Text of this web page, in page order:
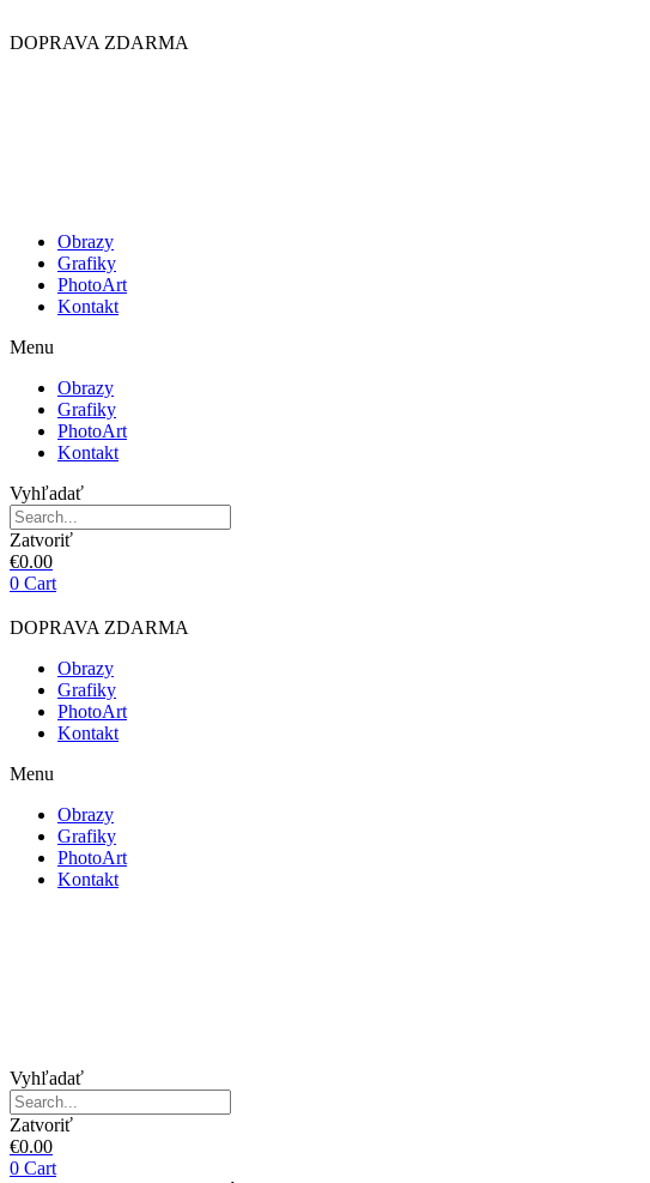
na
DOPRAVA ZDARMA
Obrazy
Grafiky
PhotoArt
Kontakt
Menu
Obrazy
Grafiky
PhotoArt
Kontakt
Vyhľadať
Zatvoriť
€0.00
0 Cart
DOPRAVA ZDARMA
Obrazy
Grafiky
PhotoArt
Kontakt
Menu
Obrazy
Grafiky
PhotoArt
Kontakt
Vyhľadať
Zatvoriť
€0.00
0 Cart